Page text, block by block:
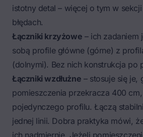
istotny detal – więcej o tym w
błędach.
Łączniki krzyżowe – ich zadaniem
sobą profile główne (górne) z
(dolnymi). Bez nich konstrukcja po
Łączniki wzdłużne – stosuje się je,
pomieszczenia przekracza 400
pojedynczego profilu. Łączą
jednej linii. Dobra praktyka mówi,